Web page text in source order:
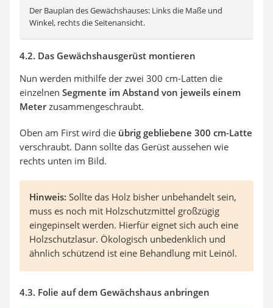
Der Bauplan des Gewächshauses: Links die Maße und
Winkel, rechts die Seitenansicht.
4.2. Das Gewächshausgerüst montieren
Nun werden mithilfe der zwei 300 cm-Latten die
einzelnen Segmente im Abstand von jeweils einem
Meterzusammengeschraubt.
Oben am First wird die übrig gebliebene 300 cm-Latte
verschraubt. Dann sollte das Gerüst aussehen wie
rechts unten im Bild.
Hinweis: Sollte das Holz bisher unbehandelt sein,
muss es noch mit Holzschutzmittel großzügig
eingepinselt werden. Hierfür eignet sich auch eine
Holzschutzlasur. Ökologisch unbedenklich und
ähnlich schützend ist eine Behandlung mit Leinöl.
4.3. Folie auf dem Gewächshaus anbringen